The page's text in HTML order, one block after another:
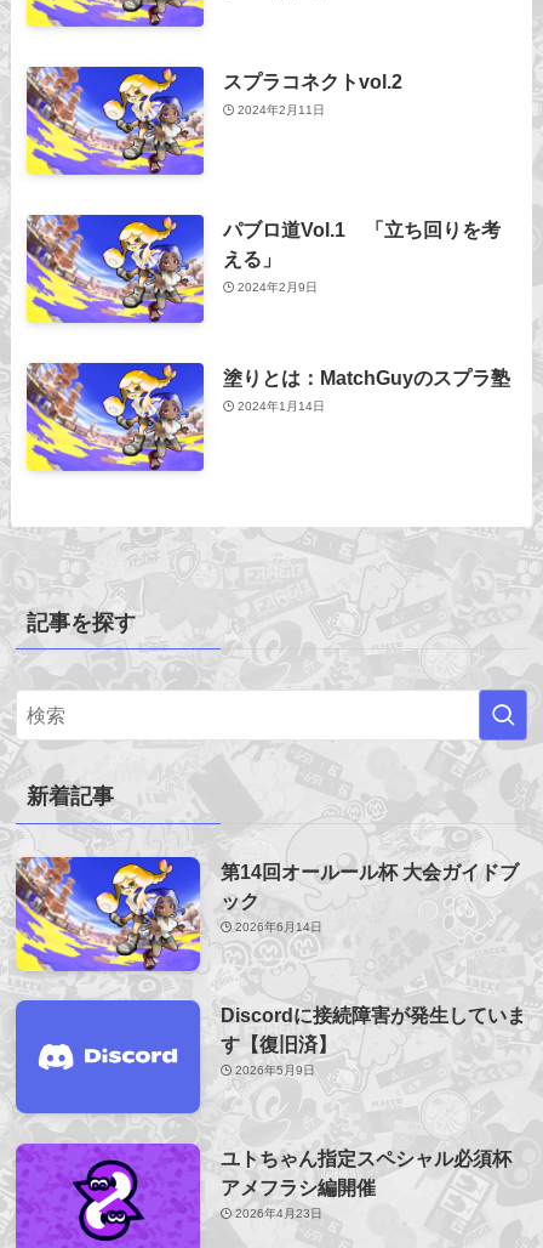
スプラコネクトvol.2
2024年2月11日
パブロ道Vol.1 「立ち回りを考
える」
2024年2月9日
塗りとは：MatchGuyのスプラ塾
2024年1月14日
記事を探す
新着記事
第14回オールール杯 大会ガイドブ
ック
2026年6月14日
Discordに接続障害が発生していま
す【復旧済】
2026年5月9日
ユトちゃん指定スペシャル必須杯
アメフラシ編開催
2026年4月23日